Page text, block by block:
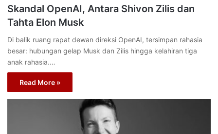
Skandal OpenAI, Antara Shivon Zilis dan
Tahta Elon Musk
Di balik ruang rapat dewan direksi OpenAI, tersimpan rahasia
besar: hubungan gelap Musk dan Zilis hingga kelahiran tiga
anak rahasia.…
Read More »